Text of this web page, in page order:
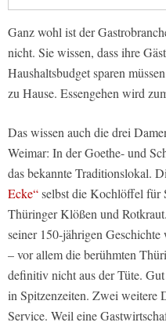
Ganz wohl ist der
nicht. Sie wissen, dass ihre
Haushaltsbudget sparen
zu Hause. Essengehen wird
Das wissen auch die drei
Weimar: In der Goethe- und
das bekannte Traditionslokal.
Ecke“selbst die Kochlöffel für
Thüringer Klößen und
seiner 150-jährigen
– vor allem die berühmten
definitiv nicht aus der Tüte.
in Spitzenzeiten. Zwei weitere
Service. Weil eine